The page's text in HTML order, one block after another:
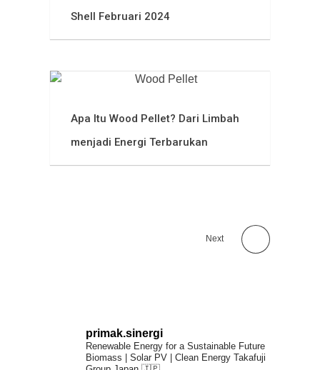
Shell Februari 2024
Apa Itu Wood Pellet? Dari Limbah
menjadi Energi Terbarukan
Next
primak.sinergi
Renewable Energy for a Sustainable Future
Biomass | Solar PV | Clean Energy Takafuji